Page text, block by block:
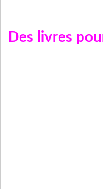
Des livres